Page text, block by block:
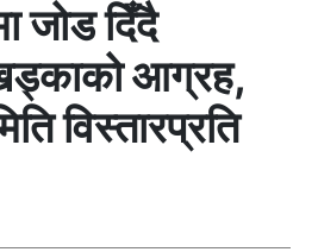
जोड दिँदै
आग्रह,
विस्तारप्रति